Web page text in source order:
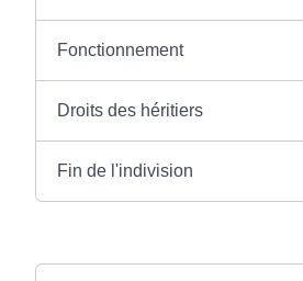
Fonctionnement
Droits des héritiers
Fin de l'indivision